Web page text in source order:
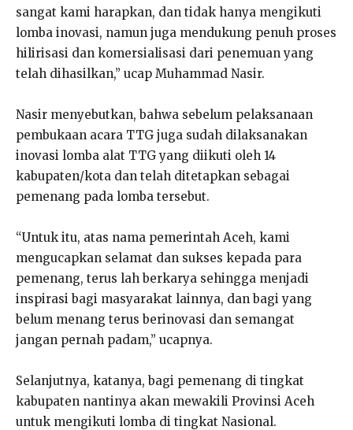
sangat kami harapkan, dan tidak hanya mengikuti
lomba inovasi, namun juga mendukung penuh proses
hilirisasi dan komersialisasi dari penemuan yang
telah dihasilkan,” ucap Muhammad Nasir.
Nasir menyebutkan, bahwa sebelum pelaksanaan
pembukaan acara TTG juga sudah dilaksanakan
inovasi lomba alat TTG yang diikuti oleh 14
kabupaten/kota dan telah ditetapkan sebagai
pemenang pada lomba tersebut.
“Untuk itu, atas nama pemerintah Aceh, kami
mengucapkan selamat dan sukses kepada para
pemenang, terus lah berkarya sehingga menjadi
inspirasi bagi masyarakat lainnya, dan bagi yang
belum menang terus berinovasi dan semangat
jangan pernah padam,” ucapnya.
Selanjutnya, katanya, bagi pemenang di tingkat
kabupaten nantinya akan mewakili Provinsi Aceh
untuk mengikuti lomba di tingkat Nasional.